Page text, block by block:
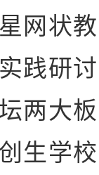
网状
践研
两大
生学